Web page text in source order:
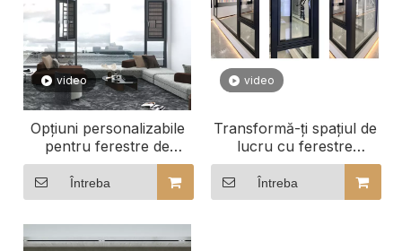
video
Opțiuni personalizabile
pentru ferestre de
înclinare și rotire de
calitate comercială
Întreba
video
Transformă-ți spațiul de
lucru cu ferestre
personalizate cu
înclinare și rotire
Întreba